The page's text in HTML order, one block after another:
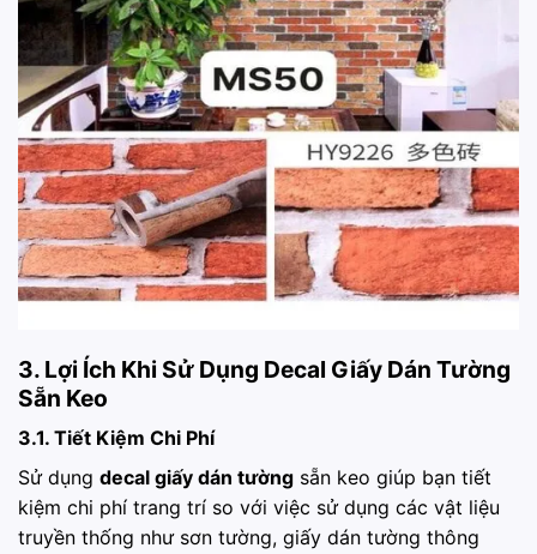
3. Lợi Ích Khi Sử Dụng Decal Giấy Dán Tường
Sẵn Keo
3.1. Tiết Kiệm Chi Phí
Sử dụng decal giấy dán tường sẵn keo giúp bạn tiết
kiệm chi phí trang trí so với việc sử dụng các vật liệu
truyền thống như sơn tường, giấy dán tường thông